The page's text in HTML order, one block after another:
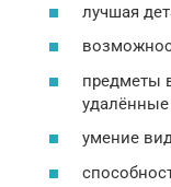
лучшая
предметы
удалённые
умение